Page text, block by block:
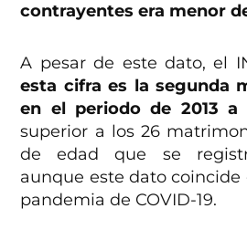
contrayentes era menor
A pesar de este dato, el
esta cifra es la segunda
en el periodo de 2013 a
superior a los 26
de edad que se
aunque este dato coincide
pandemia de COVID-19.